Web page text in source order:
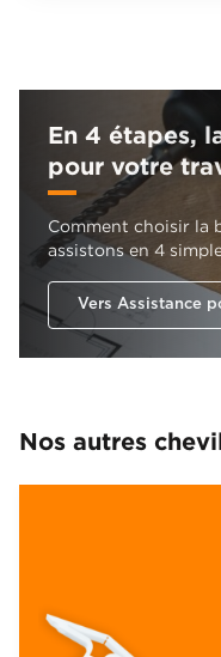
En 4 étapes,
pour votre
Comment choisir la
assistons en 4
Vers Assistance
Nos autres